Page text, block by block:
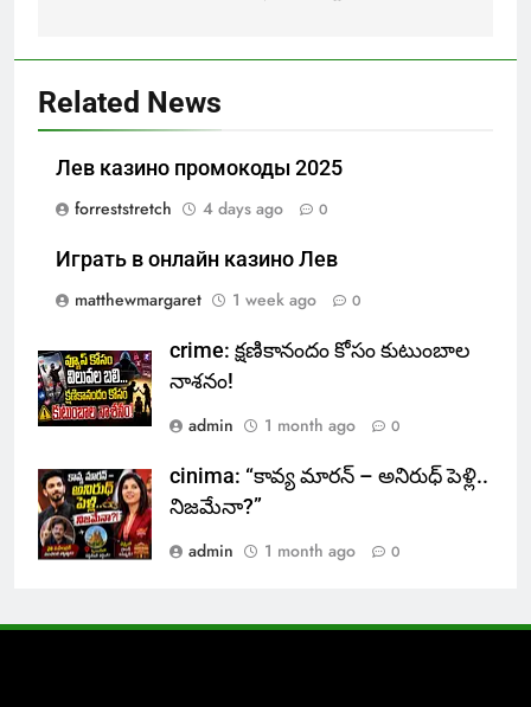
Related News
Лев казино промокоды 2025
forreststretch
4 days ago 0
Играть в онлайн казино Лев
matthewmargaret
1 week ago 0
crime: క్షణికానందం కోసం కుటుంబాల
నాశనం!
admin
1 month ago 0
cinima: “కావ్య మారన్ – అనిరుధ్ పెళ్లి..
నిజమేనా?”
admin
1 month ago 0